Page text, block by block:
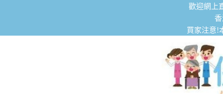
歡迎網上
買家注意!